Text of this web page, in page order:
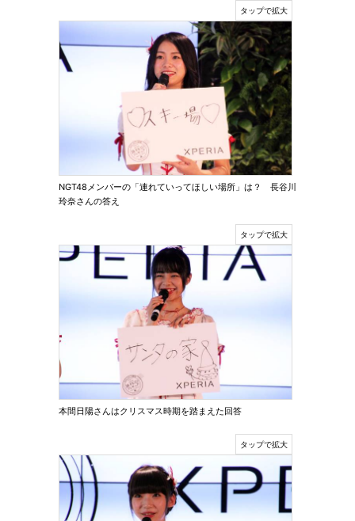
NGT48メンバーの「連れていってほしい場所」は？ 長谷川
玲奈さんの答え
本間日陽さんはクリスマス時期を踏まえた回答